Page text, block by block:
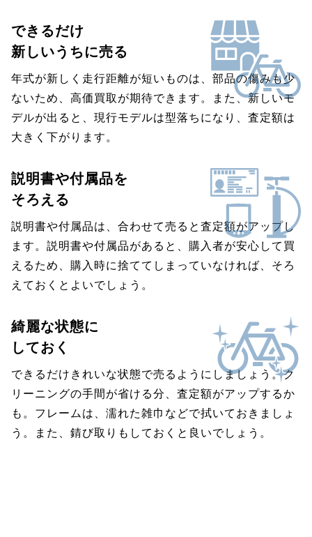
できるだけ
新しいうちに売る
年式が新しく走行距離が短いものは、部品の傷みも少
ないため、高価買取が期待できます。また、新しいモ
デルが出ると、現行モデルは型落ちになり、査定額は
大きく下がります。
説明書や付属品を
そろえる
説明書や付属品は、合わせて売ると査定額がアップし
ます。説明書や付属品があると、購入者が安心して買
えるため、購入時に捨ててしまっていなければ、そろ
えておくとよいでしょう。
綺麗な状態に
しておく
できるだけきれいな状態で売るようにしましょう。ク
リーニングの手間が省ける分、査定額がアップするか
も。フレームは、濡れた雑巾などで拭いておきましょ
う。また、錆び取りもしておくと良いでしょう。